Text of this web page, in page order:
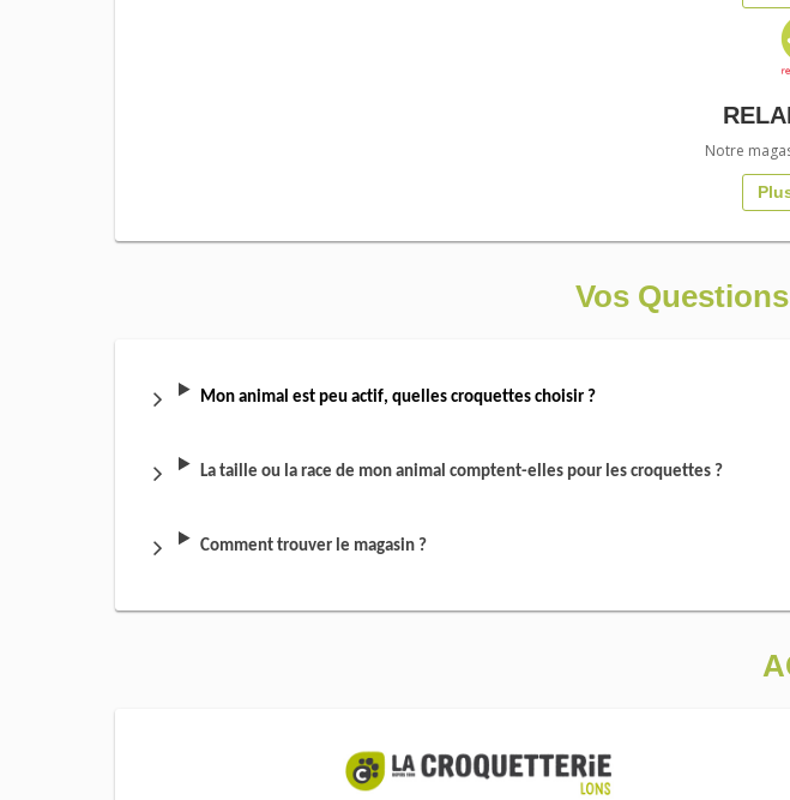
Notre
Vos
Mon animal est peu actif, quelles croquettes choisir ?
La taille ou la race de mon animal comptent-elles pour les croquettes ?
Comment trouver le magasin ?